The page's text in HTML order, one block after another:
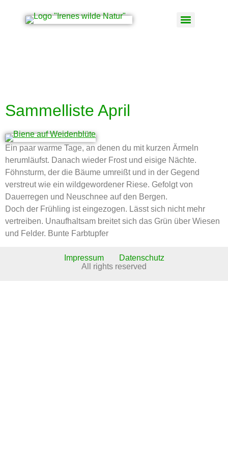
Sammelliste April
Ein paar warme Tage, an denen du mit kurzen Ärmeln
herumläufst. Danach wieder Frost und eisige Nächte.
Föhnsturm, der die Bäume umreißt und in der Gegend
verstreut wie ein wildgewordener Riese. Gefolgt von
Dauerregen und Neuschnee auf den Bergen.
Doch der Frühling ist eingezogen. Lässt sich nicht mehr
vertreiben. Unaufhaltsam breitet sich das Grün über Wiesen
und Felder. Bunte Farbtupfer
Impressum
Datenschutz
All rights reserved